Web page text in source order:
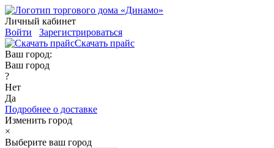
Личный кабинет
Войти
Зарегистрироваться
Скачать прайс
Ваш город:
Ваш город
?
Нет
Да
Подробнее о доставке
Изменить город
×
Выберите ваш город